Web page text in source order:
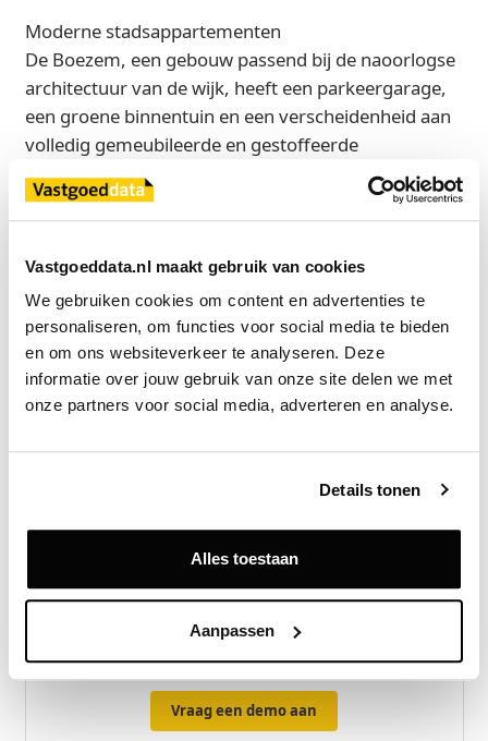
Vastgoeddata.nl maakt gebruik van cookies
We gebruiken cookies om content en advertenties te
personaliseren, om functies voor social media te bieden
en om ons websiteverkeer te analyseren. Deze
informatie over jouw gebruik van onze site delen we met
onze partners voor social media, adverteren en analyse.
Details tonen
Alles toestaan
Aanpassen
Moderne stadsappartementen
De Boezem, een gebouw passend bij de naoorlogse
architectuur van de wijk, heeft een parkeergarage,
een groene binnentuin en een verscheidenheid aan
volledig gemeubileerde en gestoffeerde
appartementen. De appartementen variëren in
grootte van ongeveer 60m2 tot 130m2.
VanHuyse neemt de verkoop van de appartementen
gebruikmakend van hun lokale expertise en
landelijke netwerk. Deze samenwerking luidt een
nieuw hoofdstuk in voor zowel VanHuyse als Plaza
Resident Services.
Exclusief voor licentiehouders
Zie direct welke partijen en panden betrokken zijn bij dit nieuws.
Deze informatie is alleen beschikbaar voor licentiehouders van
Vastgoeddata.
Vraag een demo aan